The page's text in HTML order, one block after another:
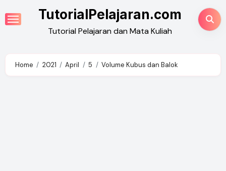
to
TutorialPelajaran.com
Tutorial Pelajaran dan Mata Kuliah
Home 2021 April 5 Volume Kubus dan Balok